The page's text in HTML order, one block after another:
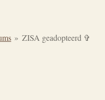
» ZISA geadopteerd ✞